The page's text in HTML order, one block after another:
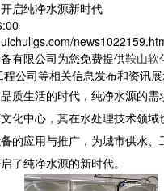
启纯净水源新时代
有限公司为您免费提供鞍山软
公司等相关信息发布和资讯展
质生活的时代，纯净水源的
化中心，其在水处理技术领
的应用与推广，为城市供水、
了纯净水源的新时代。